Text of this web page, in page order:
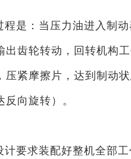
是：当压力油进入制
出齿轮转动，回转机构
压紧摩擦片，达到制动
向旋转）。
计要求装配好整机全部